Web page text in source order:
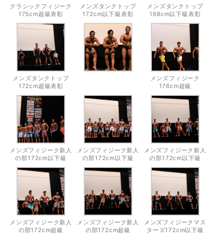
クラシックフィジーク
175cm超級表彰
メンズタンクトップ
172cm以下級表彰
メンズタンクトップ
168cm以下級表彰
メンズタンクトップ
172cm超級表彰
メンズフィジーク
176cm超級
メンズフィジーク新人
の部172cm以下級
メンズフィジーク新人
の部172cm以下級
メンズフィジーク新人
の部172cm以下級
メンズフィジーク新人
の部172cm超級
メンズフィジーク新人
の部172cm超級
メンズフィジークマス
ターズ172cm以下級